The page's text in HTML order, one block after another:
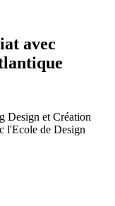
avec
Design et Création
l'Ecole de Design